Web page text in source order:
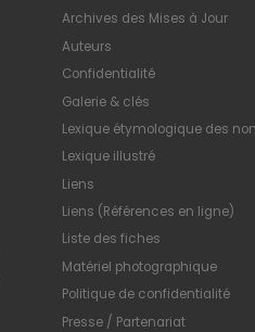
Archives des Mises à Jour
Auteurs
Confidentialité
Galerie & clés
Lexique étymologique des
Lexique illustré
Liens
Liens (Références en ligne)
Liste des fiches
Matériel photographique
Politique de confidentialité
Presse / Partenariat